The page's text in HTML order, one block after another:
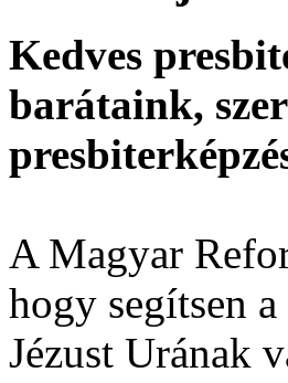
Kedves
barátaink,
A Magyar
hogy segítsen
Jézust Urának